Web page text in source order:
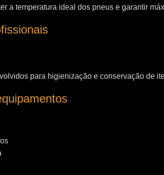
a temperatura ideal dos pneus e garantir
para higienização e conservação de